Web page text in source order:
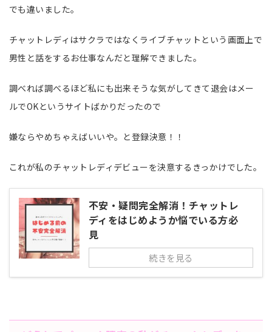
でも違いました。
チャットレディはサクラではなくライブチャットという画面上で
男性と話をするお仕事なんだと理解できました。
調べれば調べるほど私にも出来そうな気がしてきて退会はメー
ルでOKというサイトばかりだったので
嫌ならやめちゃえばいいや。と登録決意！！
これが私のチャットレディデビューを決意するきっかけでした。
不安・疑問完全解消！チャットレ
ディをはじめようか悩でいる方必
見
続きを見る